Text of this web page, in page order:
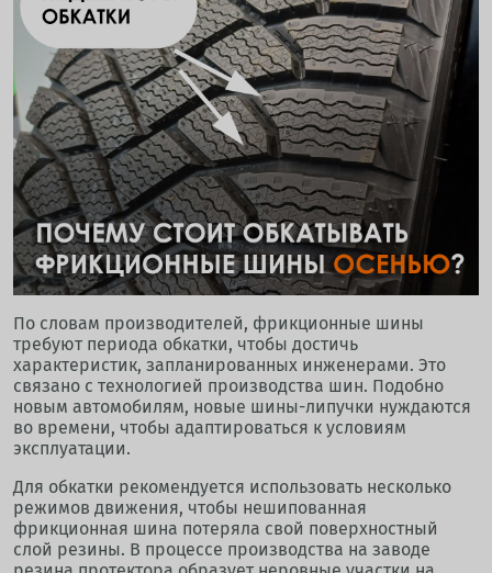
По словам производителей, фрикционные шины
требуют периода обкатки, чтобы достичь
характеристик, запланированных инженерами. Это
связано с технологией производства шин. Подобно
новым автомобилям, новые шины-липучки нуждаются
во времени, чтобы адаптироваться к условиям
эксплуатации.
Для обкатки рекомендуется использовать несколько
режимов движения, чтобы нешипованная
фрикционная шина потеряла свой поверхностный
слой резины. В процессе производства на заводе